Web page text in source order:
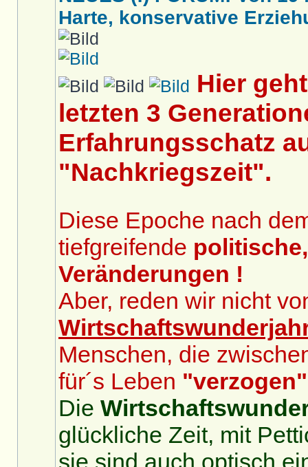
Harte, konservative
Hier
letzten 3
Erfahrungsschatz
"Nachkriegszeit".
Diese Epoche nach
tiefgreifende
Veränderungen !
Aber, reden wir nicht
Menschen, die
für´s Leben "verzogen"
Die
glückliche Zeit, mit
sie sind auch optisch